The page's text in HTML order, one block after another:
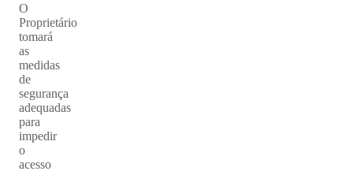
O
Proprietário
tomará
as
medidas
de
segurança
adequadas
para
impedir
o
acesso